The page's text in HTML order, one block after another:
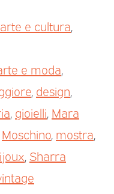
e cultura,
e moda,
, design,
, gioielli, Mara
Moschino, mostra,
, Sharra